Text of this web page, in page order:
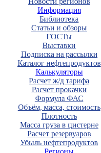
Информация
Библиотека
Статьи и обзоры
ГОСТы
Выставки
Подписка на рассылки
Каталог нефтепродуктов
Калькуляторы
Расчет ж/д тарифа
Расчет прокачки
Формула ФАС
Объём, масса, стоимость
Плотность
Масса груза в цистерне
Расчет резервуаров
Убыль нефтепродуктов
Регионы